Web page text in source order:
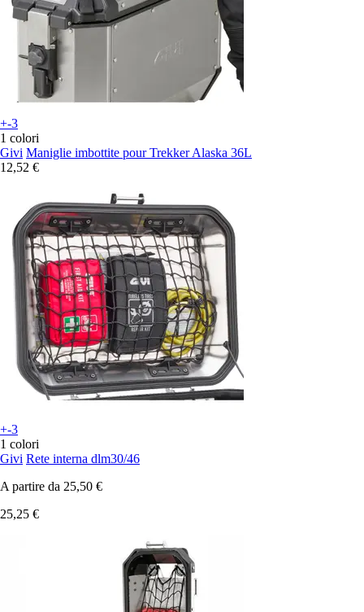
+-3
1 colori
Givi Maniglie imbottite pour Trekker Alaska 36L
12,52 €
+-3
1 colori
Givi Rete interna dlm30/46
A partire da 25,50 €
25,25 €